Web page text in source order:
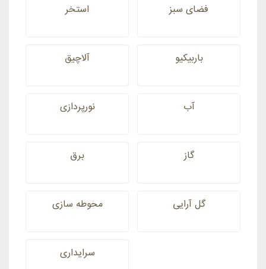
استخر فضای سبز
آلاچیق باربیکیو
نورپردازی آب
برق گاز
محوطه سازی گل آرایی
سرایداری